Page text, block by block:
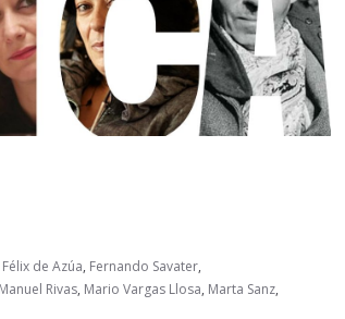
Félix de Azúa, Fernando Savater,
Manuel Rivas, Mario Vargas Llosa, Marta Sanz,